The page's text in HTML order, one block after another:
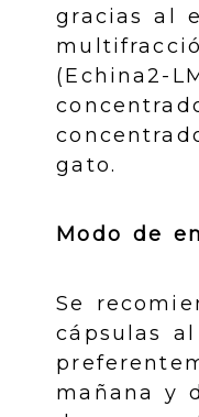
gracias al
(Echina2-
gato.
Modo de
Se
cápsulas
mañana y